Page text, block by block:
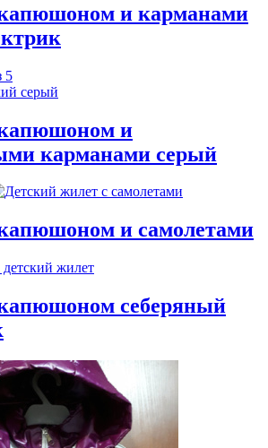
и карманами
5
и
карманами серый
и самолетами
себеряный